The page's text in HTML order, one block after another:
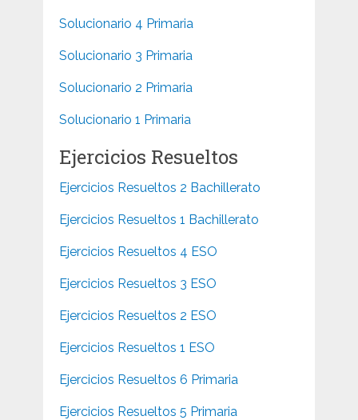
Solucionario 4 Primaria
Solucionario 3 Primaria
Solucionario 2 Primaria
Solucionario 1 Primaria
Ejercicios Resueltos
Ejercicios Resueltos 2 Bachillerato
Ejercicios Resueltos 1 Bachillerato
Ejercicios Resueltos 4 ESO
Ejercicios Resueltos 3 ESO
Ejercicios Resueltos 2 ESO
Ejercicios Resueltos 1 ESO
Ejercicios Resueltos 6 Primaria
Ejercicios Resueltos 5 Primaria